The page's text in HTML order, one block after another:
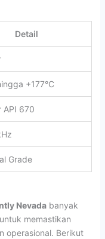
Detail
+177°C
API 670
Grade
Nevadabanyak
memastikan
operasional. Berikut